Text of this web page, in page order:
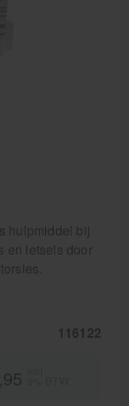
hulpmiddel bij
en letsels door
116122